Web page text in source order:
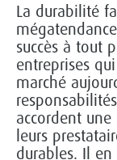
La durabilité
succès à tout
entreprises
marché
accordent
leurs
durables. Il